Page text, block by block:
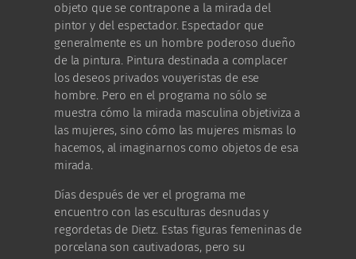
objeto que se contrapone a la mirada del
pintor y del espectador. Espectador que
generalmente es un hombre poderoso dueño
de la pintura. Pintura destinada a complacer
los deseos privados vouyeristas de ese
hombre. Pero en el programa no sólo se
muestra cómo la mirada masculina objetiviza a
las mujeres, sino cómo las mujeres mismas lo
hacemos, al imaginarnos como objetos de esa
mirada.
Días después de ver el programa me
encuentro con las esculturas desnudas y
regordetas de Dietz. Estas figuras femeninas de
porcelana son cautivadoras, pero su